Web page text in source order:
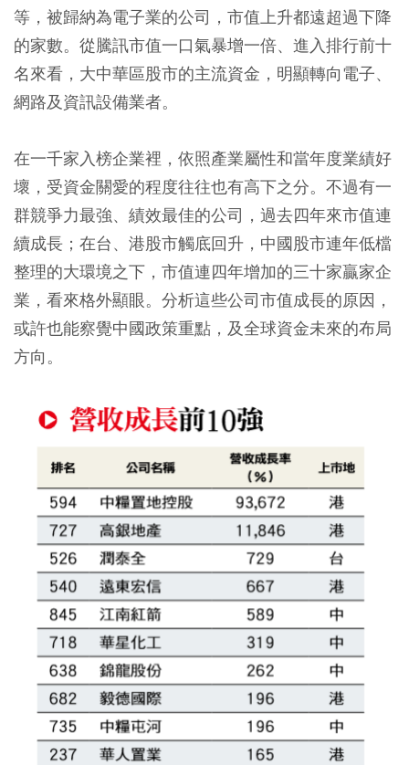
等，被歸納為電子業的公司，市值上升都遠超過下降
的家數。從騰訊市值一口氣暴增一倍、進入排行前十
名來看，大中華區股市的主流資金，明顯轉向電子、
網路及資訊設備業者。
在一千家入榜企業裡，依照產業屬性和當年度業績好
壞，受資金關愛的程度往往也有高下之分。不過有一
群競爭力最強、績效最佳的公司，過去四年來市值連
續成長；在台、港股市觸底回升，中國股市連年低檔
整理的大環境之下，市值連四年增加的三十家贏家企
業，看來格外顯眼。分析這些公司市值成長的原因，
或許也能察覺中國政策重點，及全球資金未來的布局
方向。